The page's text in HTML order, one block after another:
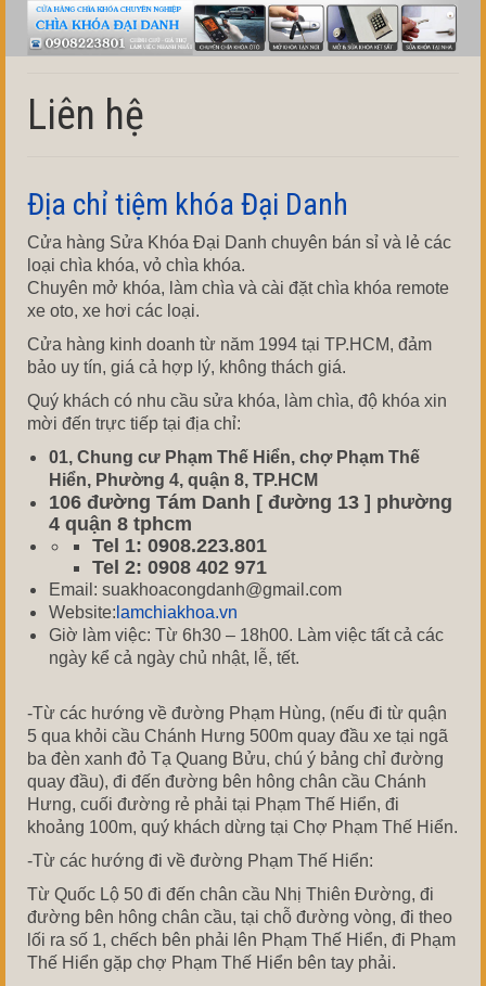
Liên hệ
Địa chỉ tiệm khóa Đại Danh
Cửa hàng Sửa Khóa Đại Danh chuyên bán sỉ và lẻ các
loại chìa khóa, vỏ chìa khóa.
Chuyên mở khóa, làm chìa và cài đặt chìa khóa remote
xe oto, xe hơi các loại.
Cửa hàng kinh doanh từ năm 1994 tại TP.HCM, đảm
bảo uy tín, giá cả hợp lý, không thách giá.
Quý khách có nhu cầu sửa khóa, làm chìa, độ khóa xin
mời đến trực tiếp tại địa chỉ:
01, Chung cư Phạm Thế Hiển, chợ Phạm Thế
Hiển, Phường 4, quận 8, TP.HCM
106 đường Tám Danh [ đường 13 ] phường
4 quận 8 tphcm
Tel 1: 0908.223.801
Tel 2: 0908 402 971
Email: suakhoacongdanh@gmail.com
Website: lamchiakhoa.vn
Giờ làm việc: Từ 6h30 – 18h00. Làm việc tất cả các
ngày kể cả ngày chủ nhật, lễ, tết.
-Từ các hướng về đường Phạm Hùng, (nếu đi từ quận
5 qua khỏi cầu Chánh Hưng 500m quay đầu xe tại ngã
ba đèn xanh đỏ Tạ Quang Bửu, chú ý bảng chỉ đường
quay đầu), đi đến đường bên hông chân cầu Chánh
Hưng, cuối đường rẻ phải tại Phạm Thế Hiển, đi
khoảng 100m, quý khách dừng tại Chợ Phạm Thế Hiển.
-Từ các hướng đi về đường Phạm Thế Hiển:
Từ Quốc Lộ 50 đi đến chân cầu Nhị Thiên Đường, đi
đường bên hông chân cầu, tại chỗ đường vòng, đi theo
lối ra số 1, chếch bên phải lên Phạm Thế Hiển, đi Phạm
Thế Hiển gặp chợ Phạm Thế Hiển bên tay phải.